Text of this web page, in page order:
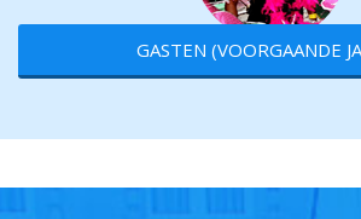
GASTEN (VOORGAANDE